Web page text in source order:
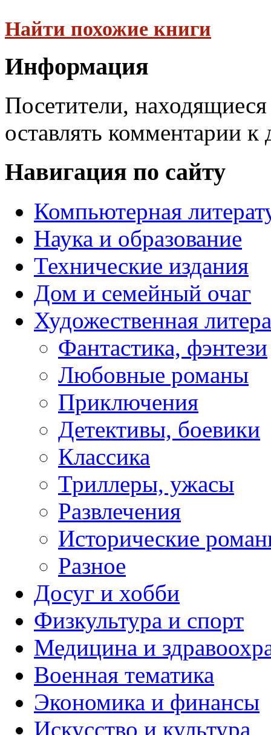
Найти похожие книги
Информация
Посетители,
оставлять комментарии к
Навигация по сайту
Компьютерная
Наука и образование
Технические издания
Дом и семейный очаг
Художественная
Фантастика, фэнтези
Любовные романы
Приключения
Детективы, боевики
Классика
Триллеры, ужасы
Развлечения
Исторические
Разное
Досуг и хобби
Физкультура и спорт
Медицина и
Военная тематика
Экономика и финансы
Искусство и культура